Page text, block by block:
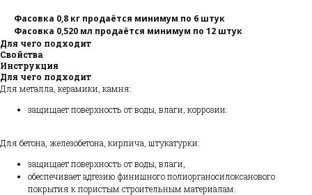
Фасовка 0,8 кг продаётся минимум по 6 штук
Фасовка 0,520 мл продаётся минимум по 12 штук
Для чего подходит
Свойства
Инструкция
Для чего подходит
Для металла, керамики, камня:
защищает поверхность от воды, влаги, коррозии.
Для бетона, железобетона, кирпича, штукатурки:
защищает поверхность от воды, влаги,
обеспечивает адгезию финишного полиорганосилоксанового
покрытия к пористым строительным материалам.